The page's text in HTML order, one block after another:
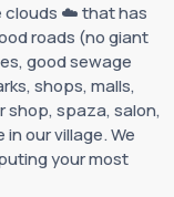
clouds ☁️ that has
roads (no giant
good sewage
shops, malls,
shop, spaza, salon,
our village. We
your most